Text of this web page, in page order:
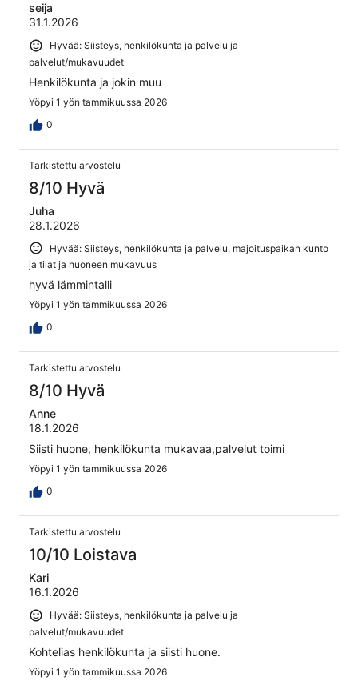
seija
31.1.2026
Hyvää: Siisteys, henkilökunta ja palvelu ja
palvelut/mukavuudet
Henkilökunta ja jokin muu
Yöpyi 1 yön tammikuussa 2026
0
Tarkistettu arvostelu
8/10 Hyvä
Juha
28.1.2026
Hyvää: Siisteys, henkilökunta ja palvelu, majoituspaikan kunto
ja tilat ja huoneen mukavuus
hyvä lämmintalli
Yöpyi 1 yön tammikuussa 2026
0
Tarkistettu arvostelu
8/10 Hyvä
Anne
18.1.2026
Siisti huone, henkilökunta mukavaa,palvelut toimi
Yöpyi 1 yön tammikuussa 2026
0
Tarkistettu arvostelu
10/10 Loistava
Kari
16.1.2026
Hyvää: Siisteys, henkilökunta ja palvelu ja
palvelut/mukavuudet
Kohtelias henkilökunta ja siisti huone.
Yöpyi 1 yön tammikuussa 2026